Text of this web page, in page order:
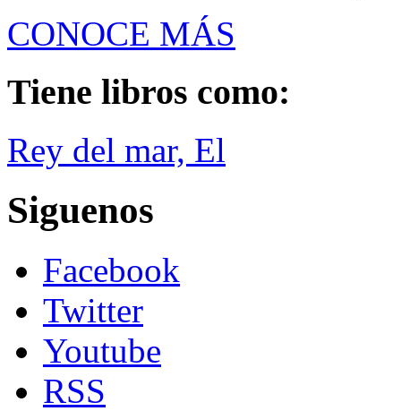
CONOCE MÁS
Tiene libros como:
Rey del mar, El
Siguenos
Facebook
Twitter
Youtube
RSS